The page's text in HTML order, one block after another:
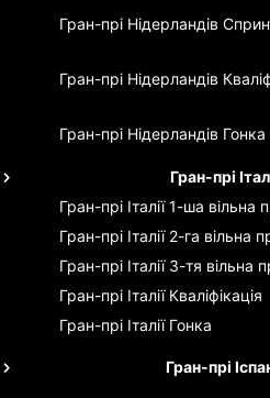
Гран-прі Нідерландів
Гран-прі Нідерландів
Гран-прі Нідерландів Гонка
Гран-прі
Гран-прі Італії 1-ша вільна
Гран-прі Італії 2-га вільна
Гран-прі Італії 3-тя вільна
Гран-прі Італії Кваліфікація
Гран-прі Італії Гонка
Гран-прі